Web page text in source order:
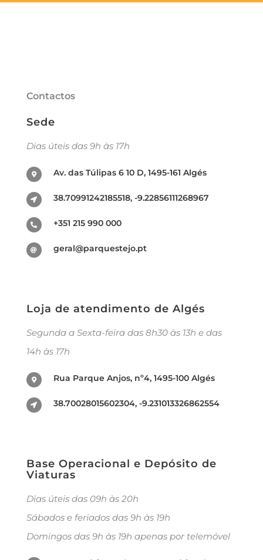
Contactos
Sede
Dias úteis das 9h às 17h
Av. das Túlipas 6 10 D, 1495-161 Algés
38.70991242185518, -9.22856111268967
+351 215 990 000
geral@parquestejo.pt
Loja de atendimento de Algés
Segunda a Sexta-feira das 8h30 às 13h e das
14h às 17h
Rua Parque Anjos, nº4, 1495-100 Algés
38.70028015602304, -9.231013326862554
Base Operacional e Depósito de
Viaturas
Dias úteis das 09h às 20h
Sábados e feriados das 9h às 19h
Domingos das 9h às 19h apenas por telemóvel